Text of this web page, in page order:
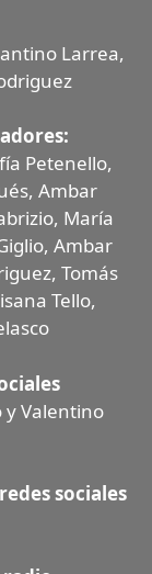
Larrea,
Petenello,
Ambar
María
Ambar
Tomás
Tello,
y Valentino
sociales